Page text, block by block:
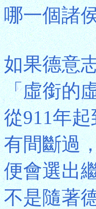
哪一個諸
如果德意
「虛銜的
從911年
有間斷過
便會選出
不是隨著